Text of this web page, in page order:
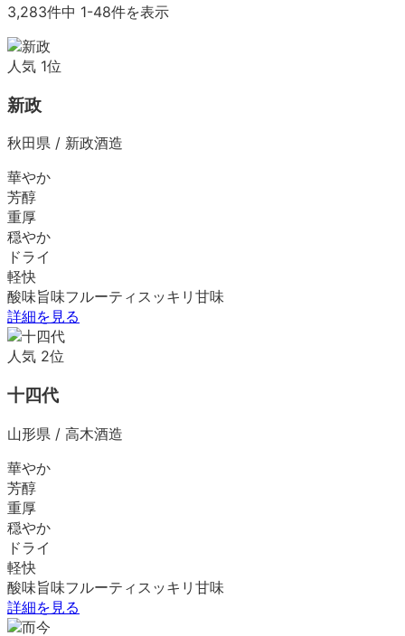
3,283件中 1-48件を表示
人気 1位
新政
秋田県 / 新政酒造
華やか
芳醇
重厚
穏やか
ドライ
軽快
酸味旨味フルーティ スッキリ 甘味
詳細を見る
人気 2位
十四代
山形県 / 高木酒造
華やか
芳醇
重厚
穏やか
ドライ
軽快
酸味旨味フルーティ スッキリ 甘味
詳細を見る